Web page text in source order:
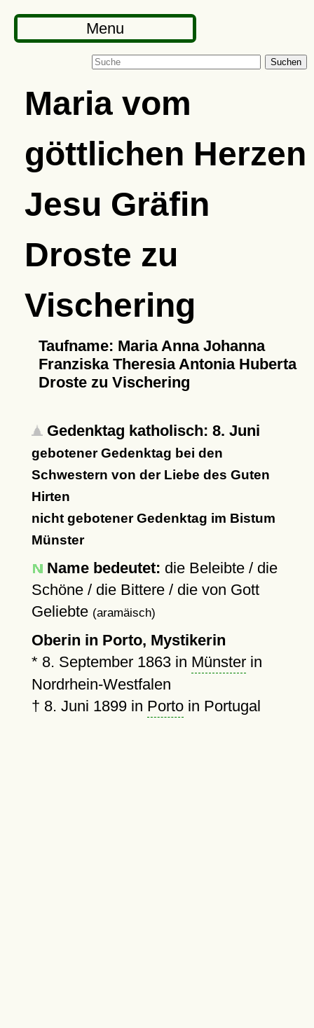
Menu
Suchen
Maria vom
göttlichen Herzen
Jesu Gräfin
Droste zu
Vischering
Taufname: Maria Anna Johanna
Franziska Theresia Antonia Huberta
Droste zu Vischering
Gedenktag katholisch: 8. Juni
gebotener Gedenktag bei den
Schwestern von der Liebe des Guten
Hirten
nicht gebotener Gedenktag im Bistum
Münster
Name bedeutet: die Beleibte / die
Schöne / die Bittere / die von Gott
Geliebte (aramäisch)
Oberin in Porto, Mystikerin
* 8. September 1863in Münsterin
Nordrhein-Westfalen
† 8. Juni 1899in Portoin Portugal